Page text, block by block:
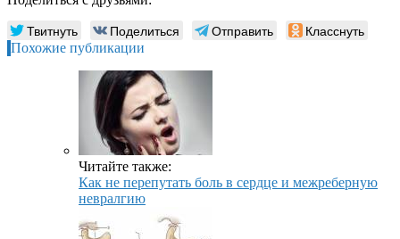
Твитнуть Поделиться Отправить Класснуть
Похожие публикации
Читайте также:
Как не перепутать боль в сердце и межреберную
невралгию